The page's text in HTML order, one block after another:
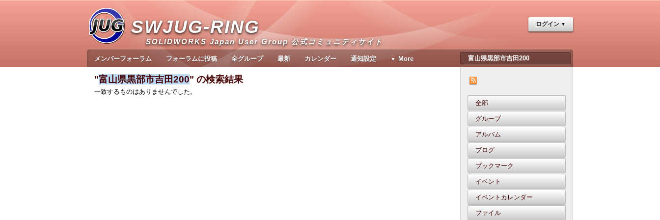
SWJUG-RING
SOLIDWORKS Japan User Group 公式コミュニティサイト
ログイン
メンバーフォーラム フォーラムに投稿 全グループ 最新 カレンダー 通知設定 More
全部
グループ
アルバム
ブログ
ブックマーク
イベント
イベントカレンダー
ファイル
"富山県黒部市吉田200" の検索結果
一致するものはありませんでした。